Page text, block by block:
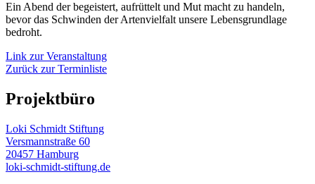
Ein Abend der begeistert, aufrüttelt und Mut macht zu handeln,
bevor das Schwinden der Artenvielfalt unsere Lebensgrundlage
bedroht.
Link zur Veranstaltung
Zurück zur Terminliste
Projektbüro
Loki Schmidt Stiftung
Versmannstraße 60
20457 Hamburg
loki-schmidt-stiftung.de